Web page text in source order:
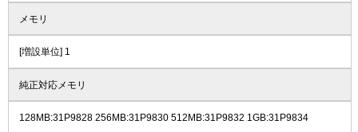
メモリ
[増設単位] 1
純正対応メモリ
128MB:31P9828 256MB:31P9830 512MB:31P9832 1GB:31P9834